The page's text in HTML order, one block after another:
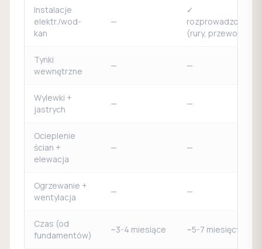
Instalacje
elektr./wod-
kan
—
✓
rozprowadzone
(rury, przewody)
Tynki
wewnętrzne
— —
Wylewki +
jastrych
— —
Ocieplenie
ścian +
elewacja
— —
Ogrzewanie +
wentylacja
— —
Czas (od
fundamentów)
~3-4 miesiące ~5-7 miesięcy